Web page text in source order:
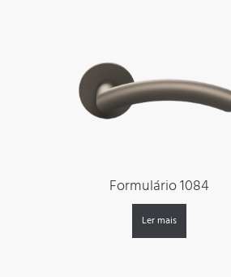
Formulário 1084
Ler mais